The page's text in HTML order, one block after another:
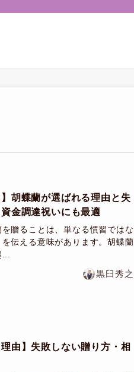
胡蝶蘭が選ばれる理由と失
金調達祝いにも最適
贈ることは、単なる慣習ではな
伝える意味があります。胡蝶蘭
黒臼秀之
由】失敗しない贈り方・相